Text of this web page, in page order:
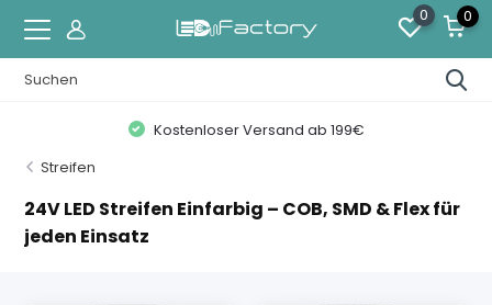
0 0
Kostenloser Versand ab 199€
Streifen
24V LED Streifen Einfarbig – COB, SMD & Flex für
jeden Einsatz